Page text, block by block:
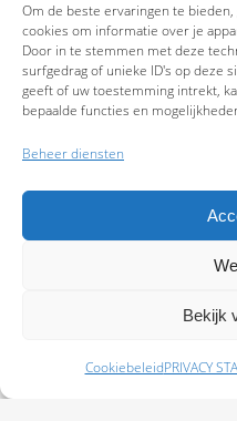
Om de beste ervaringen te
cookies om informatie over je
Door in te stemmen met deze
surfgedrag of unieke ID's op deze
geeft of uw toestemming intrekt,
bepaalde functies en
Beheer diensten
Bekijk
CookiebeleidPRIVACY
Schade melden